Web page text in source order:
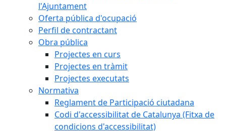
l'Ajuntament
Oferta pública d'ocupació
Perfil de contractant
Obra pública
Projectes en curs
Projectes en tràmit
Projectes executats
Normativa
Reglament de Participació ciutadana
Codi d'accessibilitat de Catalunya (Fitxa de
condicions d'accessibilitat)